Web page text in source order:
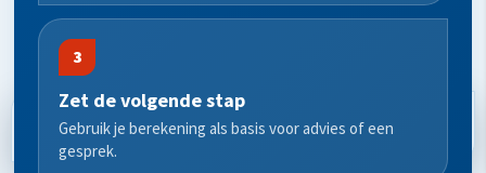
BEREKEN BUDGET AFSPRAAK
3
Zet de volgende stap
Gebruik je berekening als basis voor advies of een
gesprek.